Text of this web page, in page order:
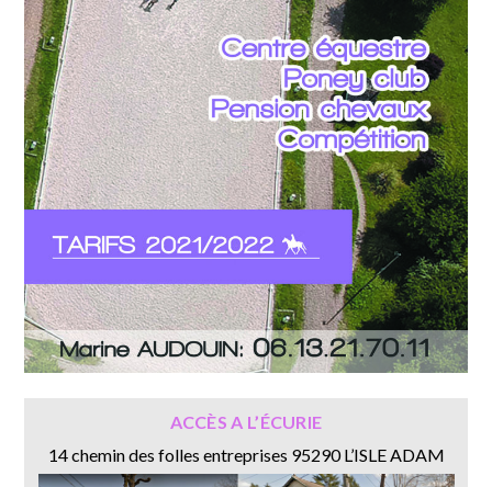
ACCÈS A L’ÉCURIE
14 chemin des folles entreprises 95290 L’ISLE ADAM